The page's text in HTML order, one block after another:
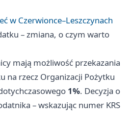
w Czerwionce–Leszczynach
– zmiana, o czym warto
mają możliwość przekazania
na rzecz Organizacji Pożytku
1%. Decyzja o
– wskazując numer KRS